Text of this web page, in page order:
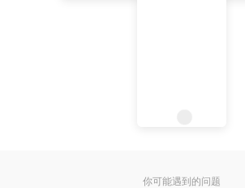
你可能遇到的问题